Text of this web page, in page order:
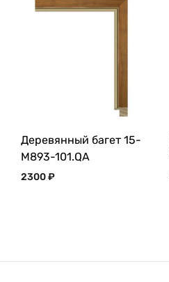
Деревянный багет 15-
M893-101.QA
2300₽